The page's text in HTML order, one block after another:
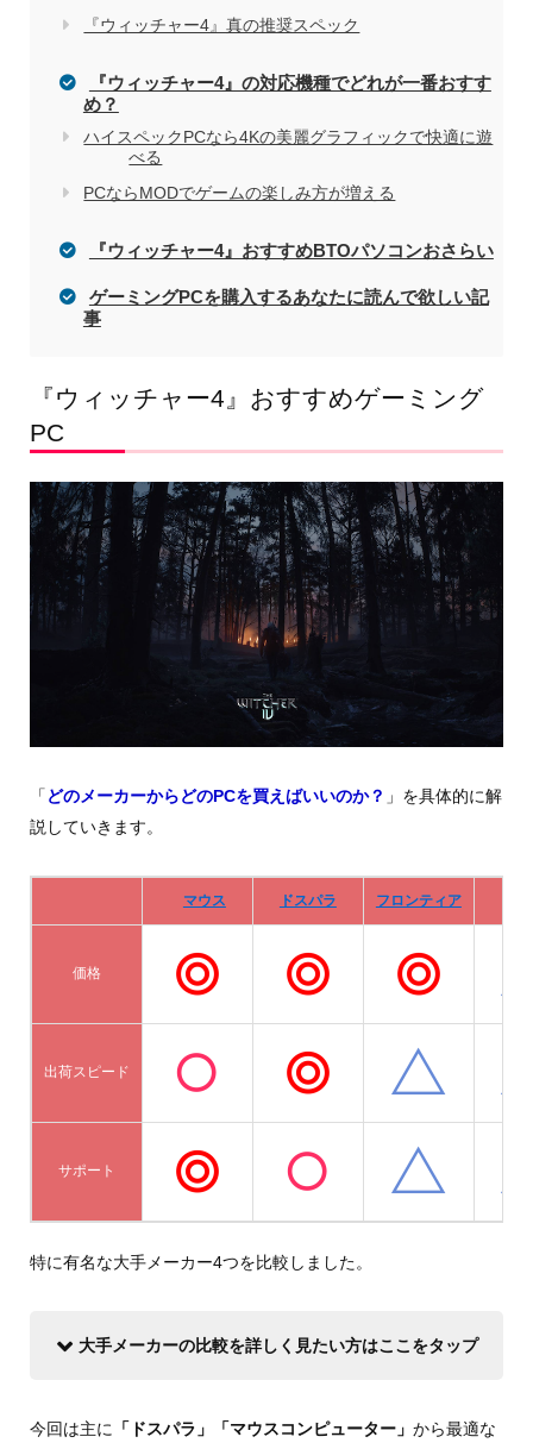
『ウィッチャー4』真の推奨スペック
『ウィッチャー4』の対応機種でどれが一番おすす
め？
ハイスペックPCなら4Kの美麗グラフィックで快適に遊
べる
PCならMODでゲームの楽しみ方が増える
『ウィッチャー4』おすすめBTOパソコンおさらい
ゲーミングPCを購入するあなたに読んで欲しい記
事
『ウィッチャー4』おすすめゲーミング
PC
「 どのメーカーからどのPCを買えばいいのか？ 」を具体的に解
説していきます。
マウス ドスパラ フロンティア
価格
出荷スピード
サポート
特に有名な大手メーカー4つを比較しました。
大手メーカーの比較を詳しく見たい方はここをタップ
今回は主に 「ドスパラ」「マウスコンピューター」 から最適な